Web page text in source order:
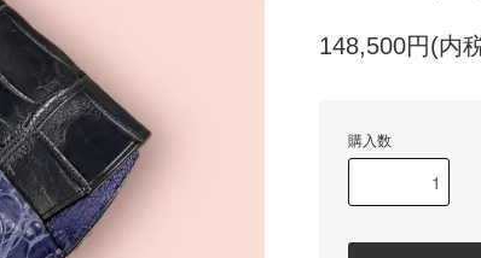
148,500円(内
購入数